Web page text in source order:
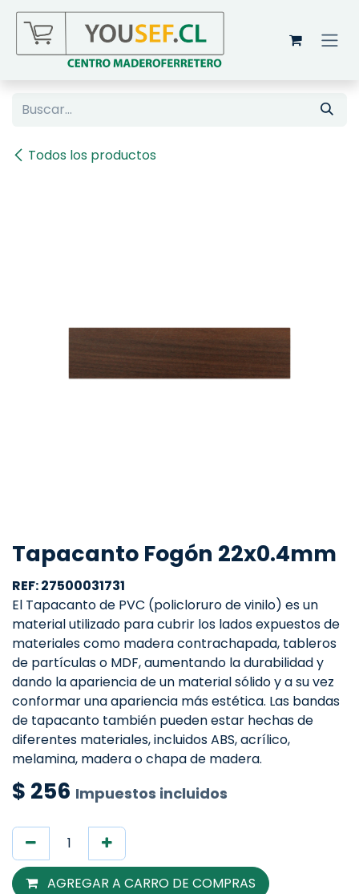
Ir al contenido
Todos los productos
Tapacanto Fogón 22x0.4mm
REF: 27500031731
El Tapacanto de PVC (policloruro de vinilo) es un
material utilizado para cubrir los lados expuestos de
materiales como madera contrachapada, tableros
de partículas o MDF, aumentando la durabilidad y
dando la apariencia de un material sólido y a su vez
conformar una apariencia más estética. Las bandas
de tapacanto también pueden estar hechas de
diferentes materiales, incluidos ABS, acrílico,
melamina, madera o chapa de madera.
$ 256 Impuestos incluidos
AGREGAR A CARRO DE COMPRAS